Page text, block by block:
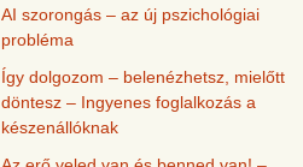
AI szorongás – az új pszichológiai
probléma
Így dolgozom – belenézhetsz, mielőtt
döntesz – Ingyenes foglalkozás a
készenállóknak